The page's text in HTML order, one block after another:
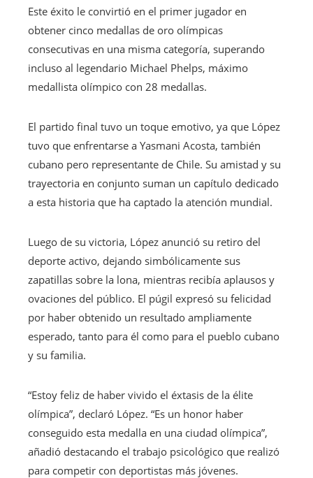
Este éxito le convirtió en el primer jugador en
obtener cinco medallas de oro olímpicas
consecutivas en una misma categoría, superando
incluso al legendario Michael Phelps, máximo
medallista olímpico con 28 medallas.
El partido final tuvo un toque emotivo, ya que López
tuvo que enfrentarse a Yasmani Acosta, también
cubano pero representante de Chile. Su amistad y su
trayectoria en conjunto suman un capítulo dedicado
a esta historia que ha captado la atención mundial.
Luego de su victoria, López anunció su retiro del
deporte activo, dejando simbólicamente sus
zapatillas sobre la lona, ​​mientras recibía aplausos y
ovaciones del público. El púgil expresó su felicidad
por haber obtenido un resultado ampliamente
esperado, tanto para él como para el pueblo cubano
y su familia.
“Estoy feliz de haber vivido el éxtasis de la élite
olímpica”, declaró López. “Es un honor haber
conseguido esta medalla en una ciudad olímpica”,
añadió destacando el trabajo psicológico que realizó
para competir con deportistas más jóvenes.